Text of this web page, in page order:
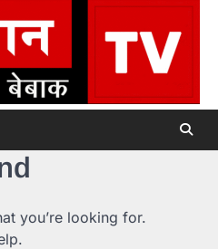
you’re looking for.